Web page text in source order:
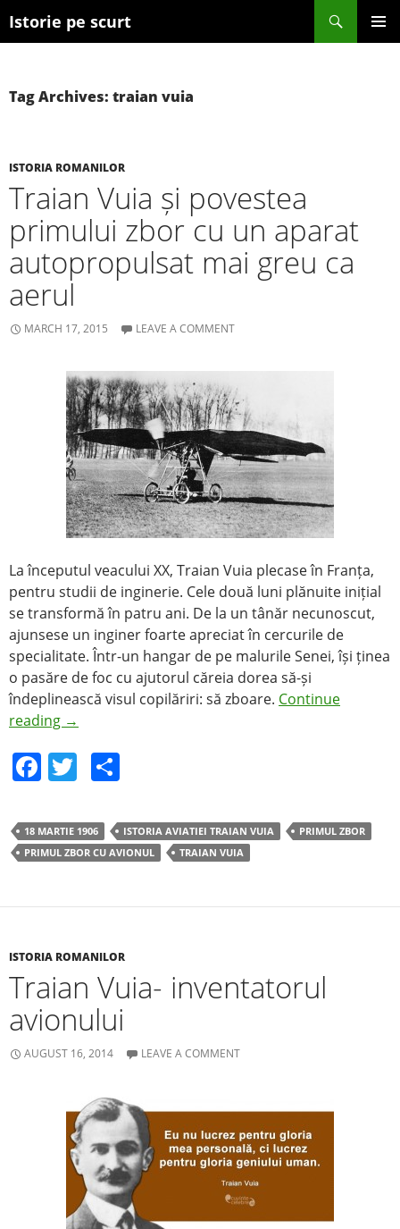
Istorie pe scurt
Search
SKIP TO CONTENT
Tag Archives: traian vuia
ISTORIA ROMANILOR
Traian Vuia și povestea
primului zbor cu un aparat
autopropulsat mai greu ca
aerul
MARCH 17, 2015 LEAVE A COMMENT
La începutul veacului XX, Traian Vuia plecase în Franța,
pentru studii de inginerie. Cele două luni plănuite inițial
se transformă în patru ani. De la un tânăr necunoscut,
ajunsese un inginer foarte apreciat în cercurile de
specialitate. Într-un hangar de pe malurile Senei, își ținea
o pasăre de foc cu ajutorul căreia dorea să-și
îndeplinească visul copilăriri: să zboare. Continue
reading →
F
c
e
o
k
T
itt
er
ar
e
18 MARTIE 1906 ISTORIA AVIATIEI TRAIAN VUIA
PRIMUL ZBOR
PRIMUL ZBOR CU AVIONUL
TRAIAN VUIA
ISTORIA ROMANILOR
Traian Vuia- inventatorul
avionului
AUGUST 16, 2014 LEAVE A COMMENT